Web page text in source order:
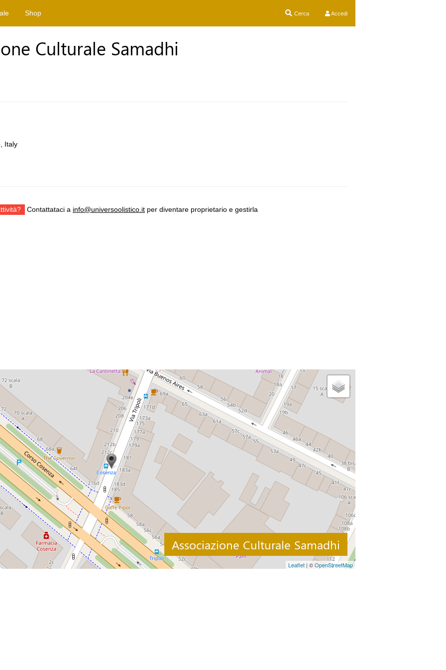
Shop Accedi
Cerca
Culturale Samadhi
Italy
Contattataci a info@universoolistico.it per diventare proprietario e gestirla
Leaflet | ©OpenStreetMap
Associazione Culturale Samadhi